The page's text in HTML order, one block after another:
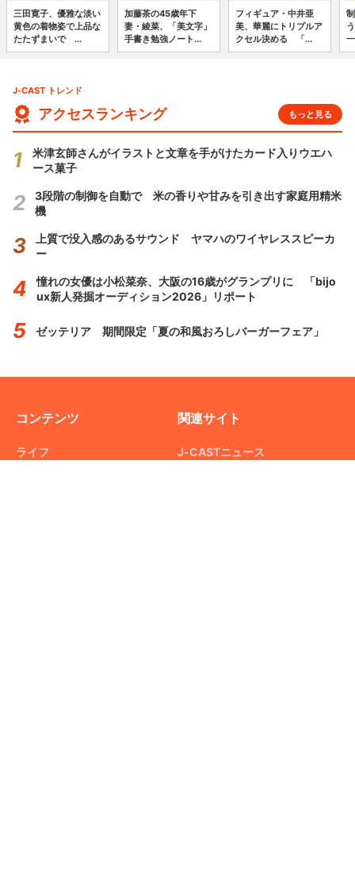
三田寛子、優雅な淡い
黄色の着物姿で上品な
たたずまいで ...
加藤茶の45歳年下
妻・綾菜、「美文字」
手書き勉強ノート...
フィギュア・中井亜
美、華麗にトリプルア
クセル決める 「...
J-CAST トレンド
アクセスランキング もっと見る
米津玄師さんがイラストと文章を手がけたカード入りウエハ
ース菓子
3段階の制御を自動で 米の香りや甘みを引き出す家庭用精米
機
上質で没入感のあるサウンド ヤマハのワイヤレススピーカ
ー
憧れの女優は小松菜奈、大阪の16歳がグランプリに 「bijo
ux新人発掘オーディション2026」リポート
ゼッテリア 期間限定「夏の和風おろしバーガーフェア」
コンテンツ
ライフ
関連サイト
J-CASTニュース